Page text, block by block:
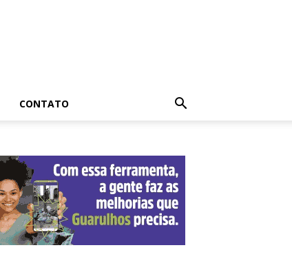
CONTATO